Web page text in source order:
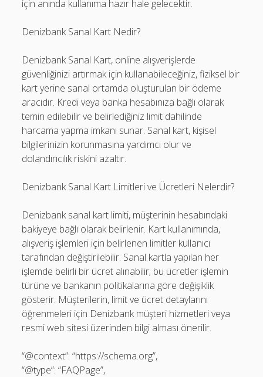
için anında kullanıma hazır hale gelecektir.
Denizbank Sanal Kart Nedir?
Denizbank Sanal Kart, online alışverişlerde
güvenliğinizi artırmak için kullanabileceğiniz, fiziksel bir
kart yerine sanal ortamda oluşturulan bir ödeme
aracıdır. Kredi veya banka hesabınıza bağlı olarak
temin edilebilir ve belirlediğiniz limit dahilinde
harcama yapma imkanı sunar. Sanal kart, kişisel
bilgilerinizin korunmasına yardımcı olur ve
dolandırıcılık riskini azaltır.
Denizbank Sanal Kart Limitleri ve Ücretleri Nelerdir?
Denizbank sanal kart limiti, müşterinin hesabındaki
bakiyeye bağlı olarak belirlenir. Kart kullanımında,
alışveriş işlemleri için belirlenen limitler kullanıcı
tarafından değiştirilebilir. Sanal kartla yapılan her
işlemde belirli bir ücret alınabilir; bu ücretler işlemin
türüne ve bankanın politikalarına göre değişiklik
gösterir. Müşterilerin, limit ve ücret detaylarını
öğrenmeleri için Denizbank müşteri hizmetleri veya
resmi web sitesi üzerinden bilgi alması önerilir.
“@context”: “https://schema.org”,
“@type”: “FAQPage”,